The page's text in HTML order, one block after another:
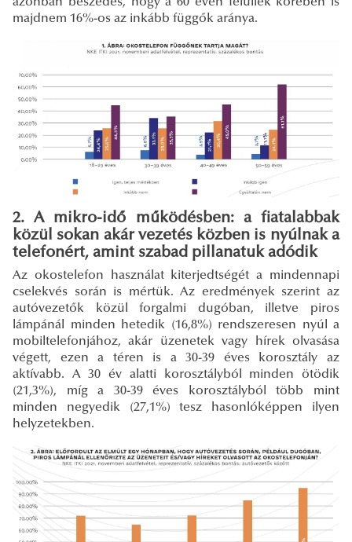
majdnem 16%-os az inkább függők aránya.
2. A mikro-idő működésben: a fiatalabbak
közül sokan akár vezetés közben is nyúlnak a
telefonért, amint szabad pillanatuk adódik
Az okostelefon használat kiterjedtségét a mindennapi
cselekvés során is mértük. Az eredmények szerint az
autóvezetők közül forgalmi dugóban, illetve piros
lámpánál minden hetedik (16,8%) rendszeresen nyúl a
mobiltelefonjához, akár üzenetek vagy hírek olvasása
végett, ezen a téren is a 30-39 éves korosztály az
aktívabb. A 30 év alatti korosztályból minden ötödik
(21,3%), míg a 30-39 éves korosztályból több mint
minden negyedik (27,1%) tesz hasonlóképpen ilyen
helyzetekben.